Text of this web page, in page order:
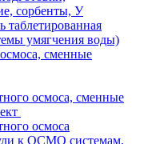
сорбенты, У
таблетированная
умягчения воды)
сменные
осмоса, сменные
осмоса
к ОСМО системам,